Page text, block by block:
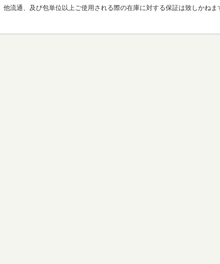
他流通、及び包単位以上ご使用される際の在庫に対する保証は致しかねま